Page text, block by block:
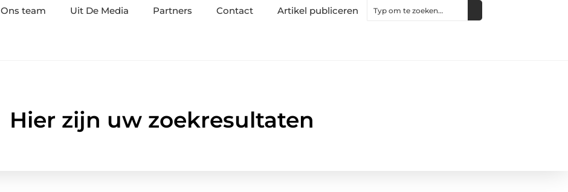
Ons team Uit De Media Partners Contact Artikel publiceren
Hier zijn uw zoekresultaten